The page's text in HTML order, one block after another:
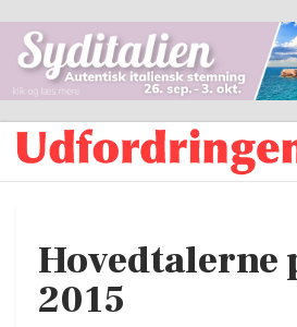
Hovedtalerne
2015